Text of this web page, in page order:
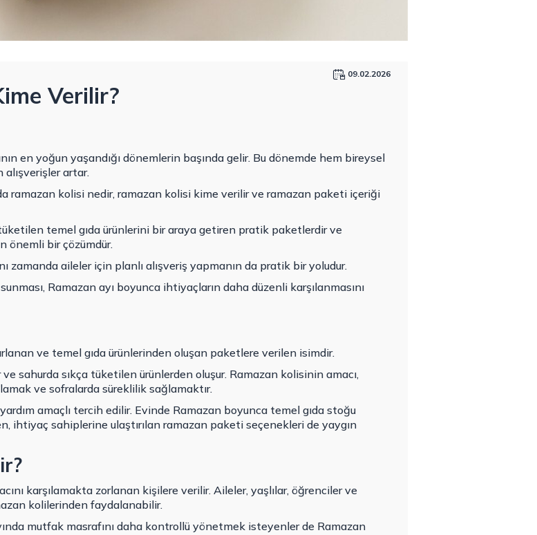
09.02.2026
Verilir?
en yoğun yaşandığı dönemlerin başında gelir. Bu dönemde hem bireysel
alışverişler artar.
ramazan kolisi nedir, ramazan kolisi kime verilir ve ramazan paketi içeriği
temel gıda ürünlerini bir araya getiren pratik paketlerdir ve
önemli bir çözümdür.
zamanda aileler için planlı alışveriş yapmanın da pratik bir yoludur.
Ramazan ayı boyunca ihtiyaçların daha düzenli karşılanmasını
ve temel gıda ürünlerinden oluşan paketlere verilen isimdir.
sahurda sıkça tüketilen ürünlerden oluşur. Ramazan kolisinin amacı,
ve sofralarda süreklilik sağlamaktır.
amaçlı tercih edilir. Evinde Ramazan boyunca temel gıda stoğu
ihtiyaç sahiplerine ulaştırılan ramazan paketi seçenekleri de yaygın
karşılamakta zorlanan kişilere verilir. Aileler, yaşlılar, öğrenciler ve
kolilerinden faydalanabilir.
mutfak masrafını daha kontrollü yönetmek isteyenler de Ramazan